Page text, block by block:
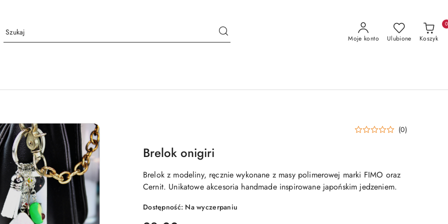
Moje konto Ulubione Koszyk
0
(0)
Brelok onigiri
Brelok z modeliny, ręcznie wykonane z masy polimerowej marki FIMO oraz
Cernit. Unikatowe akcesoria handmade inspirowane japońskim jedzeniem.
Dostępność: Na wyczerpaniu